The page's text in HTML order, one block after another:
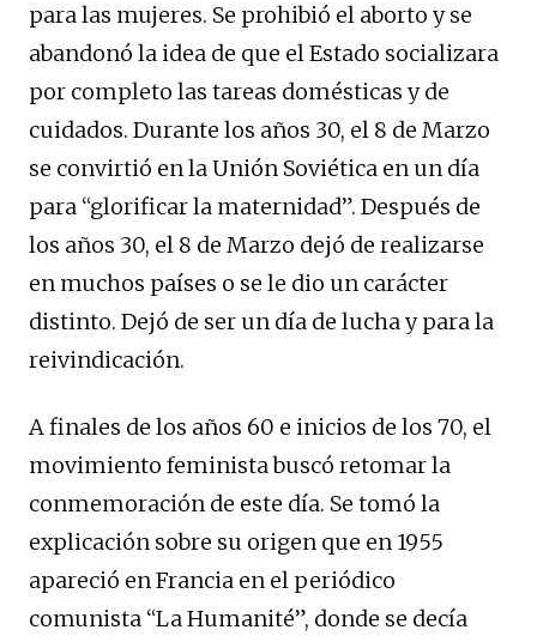
para las mujeres. Se prohibió el aborto y se
abandonó la idea de que el Estado socializara
por completo las tareas domésticas y de
cuidados. Durante los años 30, el 8 de Marzo
se convirtió en la Unión Soviética en un día
para “glorificar la maternidad”. Después de
los años 30, el 8 de Marzo dejó de realizarse
en muchos países o se le dio un carácter
distinto. Dejó de ser un día de lucha y para la
reivindicación.
A finales de los años 60 e inicios de los 70, el
movimiento feminista buscó retomar la
conmemoración de este día. Se tomó la
explicación sobre su origen que en 1955
apareció en Francia en el periódico
comunista “La Humanité”, donde se decía